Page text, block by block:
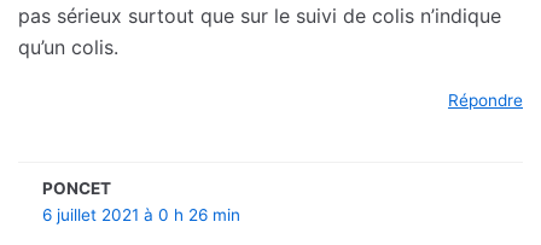
pas sérieux surtout que sur le suivi de colis n’indique
qu’un colis.
Répondre
PONCET
6 juillet 2021 à 0 h 26 min